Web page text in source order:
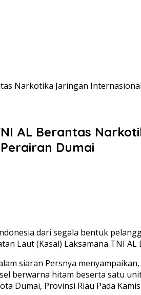
Narkotika Jaringan
AL Berantas
Dumai
dari segala bentuk
Laut (Kasal) Laksamana TNI AL
siaran Persnya
berwarna hitam beserta satu
Dumai, Provinsi Riau Pada